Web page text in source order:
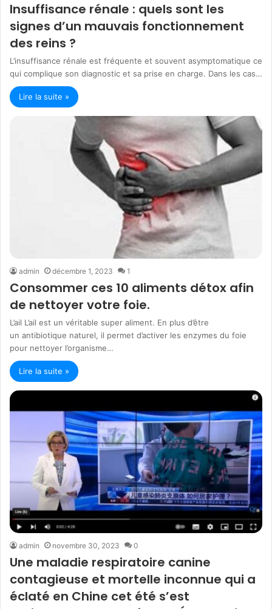
Insuffisance rénale : quels sont les
signes d’un mauvais fonctionnement
des reins ?
L’insuffisance rénale est fréquente et souvent asymptomatique ce
qui complique son diagnostic et sa prise en charge. Dans les cas…
Lire la suite »
admin décembre 1, 2023 1
Consommer ces 10 aliments détox afin
de nettoyer votre foie.
L’ail L’ail est un véritable super aliment. En plus d’être
un antibiotique naturel, il permet d’activer les enzymes du foie
pour nettoyer l’organisme…
Lire la suite »
admin novembre 30, 2023 0
Une maladie respiratoire canine
contagieuse et mortelle inconnue qui a
éclaté en Chine cet été s’est